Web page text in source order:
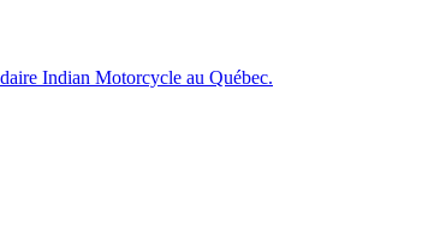
Indian Motorcycle au Québec.